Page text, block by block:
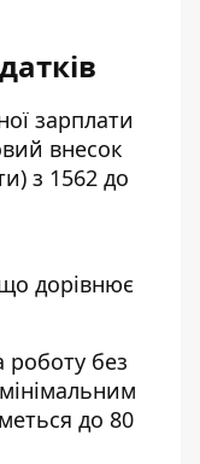
зарплати
внесок
з 1562 до
дорівнює
роботу без
до 80